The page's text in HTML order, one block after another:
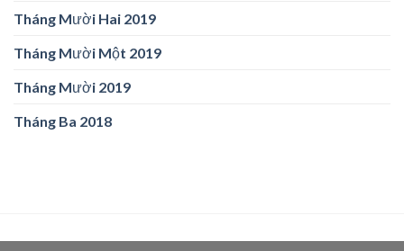
Tháng Mười Hai 2019
Tháng Mười Một 2019
Tháng Mười 2019
Tháng Ba 2018